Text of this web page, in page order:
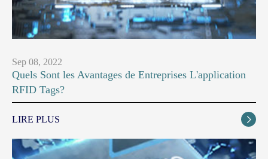
Sep 08, 2022
Quels Sont les Avantages de Entreprises L'application
RFID Tags?
LIRE PLUS 